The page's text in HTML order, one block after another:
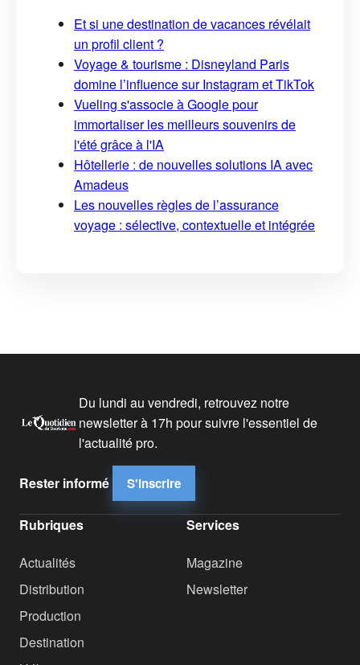
Et si une destination de vacances révélait
un profil client ?
Voyage & tourisme : Disneyland Paris
domine l’influence sur Instagram et TikTok
Vueling s'associe à Google pour
immortaliser les meilleurs souvenirs de
l'été grâce à l'IA
Hôtellerie : de nouvelles solutions IA avec
Amadeus
Les nouvelles règles de l’assurance
voyage : sélective, contextuelle et intégrée
Du lundi au vendredi, retrouvez notre
newsletter à 17h pour suivre l'essentiel de
l'actualité pro.
Rester informé S'inscrire
Rubriques
Actualités
Distribution
Production
Destination
Services
Magazine
Newsletter